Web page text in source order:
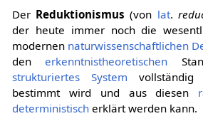
Der Reduktionismus (von lat.
der heute immer noch die
modernen naturwissenschaftlichen
denerkenntnistheoretischen
strukturiertes
System vollständig
bestimmt wird und aus diesen
deterministischerklärt werden kann.